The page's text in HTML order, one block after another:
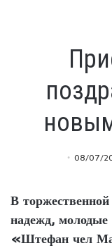
08/07/
В
надежд,
«Штефан чел